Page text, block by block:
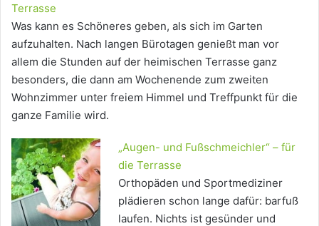
Terrasse
Was kann es Schöneres geben, als sich im Garten
aufzuhalten. Nach langen Bürotagen genießt man vor
allem die Stunden auf der heimischen Terrasse ganz
besonders, die dann am Wochenende zum zweiten
Wohnzimmer unter freiem Himmel und Treffpunkt für die
ganze Familie wird.
„Augen- und Fußschmeichler“ – für
die Terrasse
Orthopäden und Sportmediziner
plädieren schon lange dafür: barfuß
laufen. Nichts ist gesünder und